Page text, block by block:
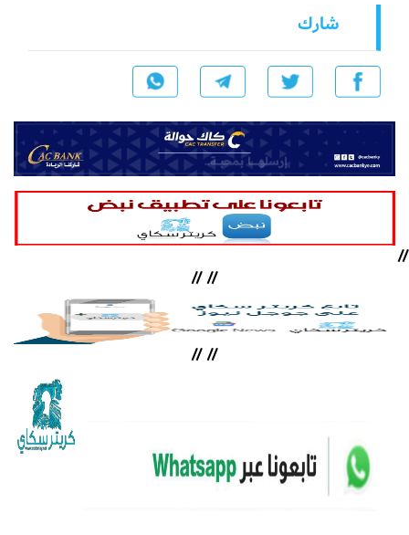
شارك
//
//
//
//
//